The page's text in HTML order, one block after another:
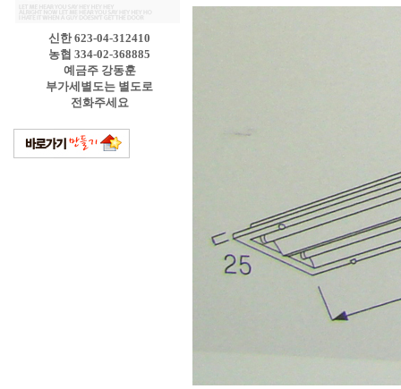
신한 623-04-312410
농협 334-02-368885
예금주 강동훈
부가세별도는 별도로
전화주세요